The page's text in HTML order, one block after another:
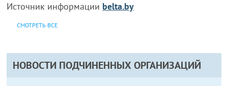
НОВОСТИ ПОДЧИНЕННЫХ ОРГАНИЗАЦИЙ
Источник информации belta.by
СМОТРЕТЬ ВСЕ